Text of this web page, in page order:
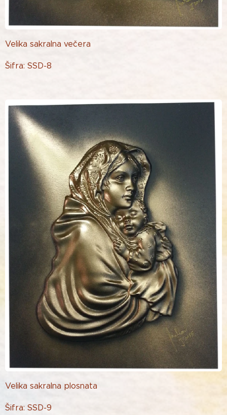
Velika sakralna večera
Šifra: SSD-8
Velika sakralna plosnata
Šifra: SSD-9